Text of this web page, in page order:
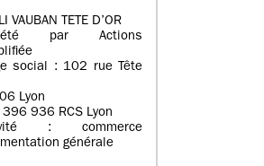
VAUBAN TETE D’OR
par Actions
social : 102 rue Tête
Lyon
936 RCS Lyon
: commerce
générale